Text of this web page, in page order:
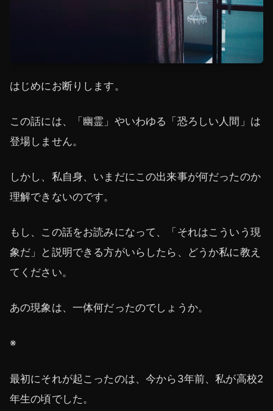
はじめにお断りします。
この話には、「幽霊」やいわゆる「恐ろしい人間」は
登場しません。
しかし、私自身、いまだにこの出来事が何だったのか
理解できないのです。
もし、この話をお読みになって、「それはこういう現
象だ」と説明できる方がいらしたら、どうか私に教え
てください。
あの現象は、一体何だったのでしょうか。
※
最初にそれが起こったのは、今から3年前、私が高校2
年生の頃でした。